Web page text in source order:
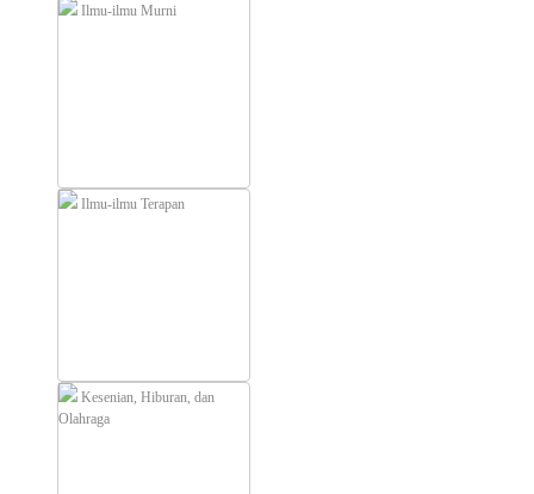
Ilmu-ilmu Murni
Ilmu-ilmu Terapan
Kesenian, Hiburan, dan
Olahraga